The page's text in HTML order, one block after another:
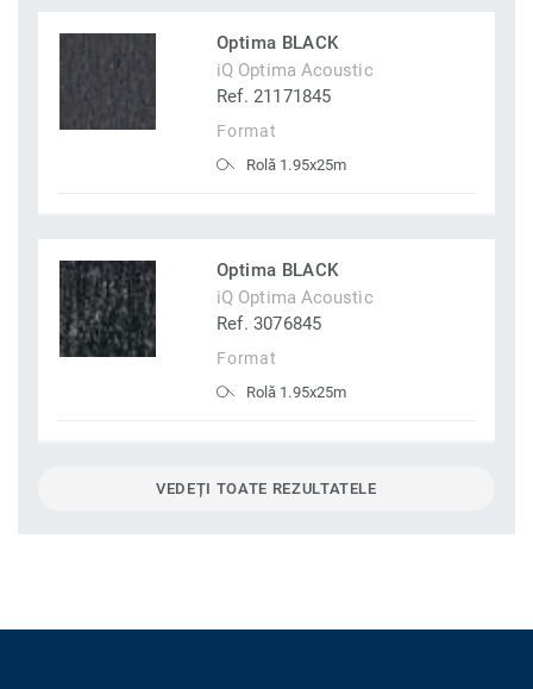
Optima BLACK
iQ Optima Acoustic
Ref. 21171845
Format
Rolă 1.95x25m
Optima BLACK
iQ Optima Acoustic
Ref. 3076845
Format
Rolă 1.95x25m
VEDEȚI TOATE REZULTATELE